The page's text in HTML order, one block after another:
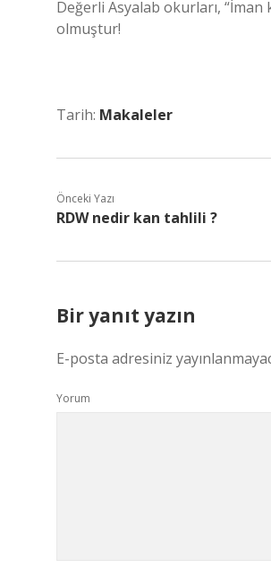
Değerli Asyalab okurları, “İman
olmuştur!
Tarih: Makaleler
Önceki Yazı
RDW nedir kan tahlili ?
Bir yanıt yazın
E-posta adresiniz
Yorum